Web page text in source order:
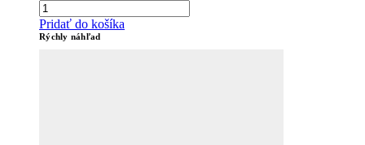
Pridať do košíka
Rýchly náhľad